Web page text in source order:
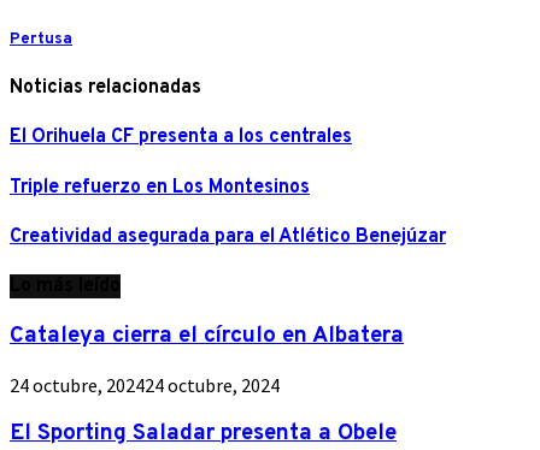
Pertusa
Noticias relacionadas
El Orihuela CF presenta a los centrales
Triple refuerzo en Los Montesinos
Creatividad asegurada para el Atlético Benejúzar
Cataleya cierra el círculo en Albatera
24 octubre, 202424 octubre, 2024
El Sporting Saladar presenta a Obele